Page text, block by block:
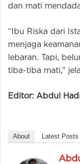
dan mati
“Ibu Riska dari
menjaga
lebaran. Tapi,
tiba-tiba mati,”
Editor: Abdul
About Latest Posts